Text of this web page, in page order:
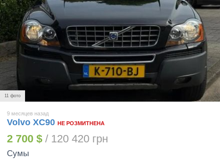
11 фото
9 месяцев назад
Volvo XC90 НЕ РОЗМИТНЕНА
2 700 $ / 120 420 грн
Сумы